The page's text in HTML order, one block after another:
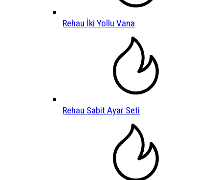
Rehau İki Yollu Vana
Rehau Sabit Ayar Seti